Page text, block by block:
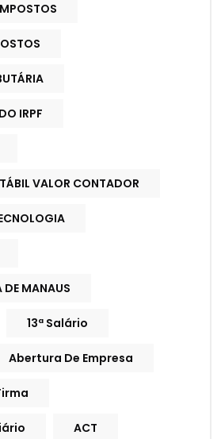
IRPF
VALOR CONTADOR
DE MANAUS
13ª Salário
Abertura De Empresa
ACT